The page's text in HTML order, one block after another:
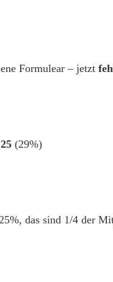
Formulear – jetzt
(29%)
das sind 1/4 der